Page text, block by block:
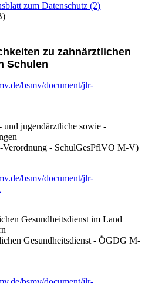
zum Datenschutz (2)
zu zahnärztlichen
Schulen
bsmv/document/jlr-
und jugendärztliche sowie -
Verordnung - SchulGesPflVO M-V)
bsmv/document/jlr-
Gesundheitsdienst im Land
Gesundheitsdienst - ÖGDG M-